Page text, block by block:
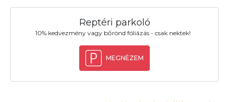
Reptéri parkoló
10% kedvezmény vagy bőrönd fóliázás - csak nektek!
MEGNÉZEM